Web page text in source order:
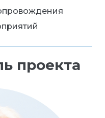
проекта